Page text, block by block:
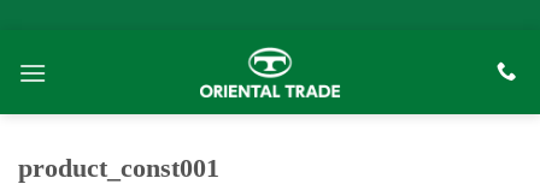
content
product_const001